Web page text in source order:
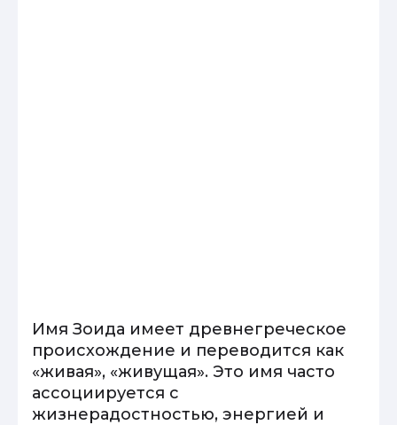
Имя Зоида имеет древнегреческое
происхождение и переводится как
«живая», «живущая». Это имя часто
ассоциируется с
жизнерадостностью, энергией и